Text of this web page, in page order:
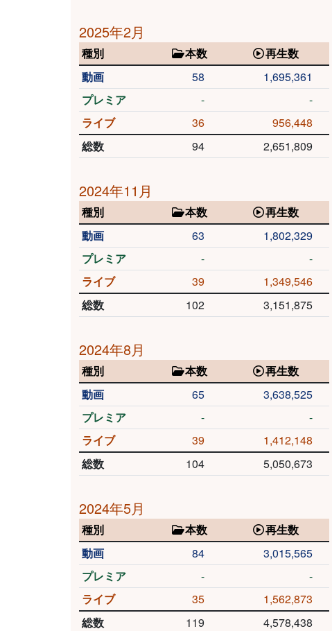
2025年2月
種別 本数
再生数
動画
58
1,695,361
プレミア
-
-
ライブ
36
956,448
総数
94 2,651,809
2024年11月
種別 本数
再生数
動画
63
1,802,329
プレミア
-
-
ライブ
39
1,349,546
総数
102 3,151,875
2024年8月
種別 本数
再生数
動画
65
3,638,525
プレミア
-
-
ライブ
39
1,412,148
総数
104 5,050,673
2024年5月
種別 本数
再生数
動画
84
3,015,565
プレミア
-
-
ライブ
35
1,562,873
総数
119 4,578,438